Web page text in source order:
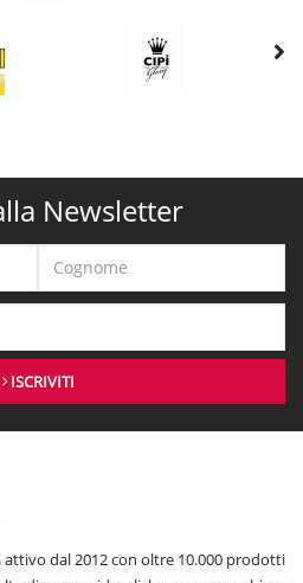
Newsletter
ISCRIVITI
dal 2012 con oltre 10.000 prodotti